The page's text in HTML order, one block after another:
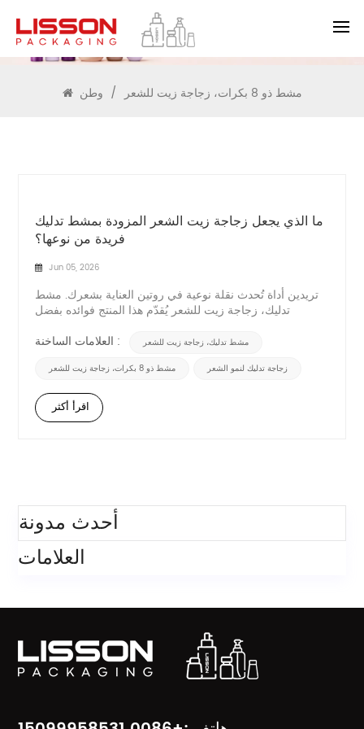
يبحث
/ مشط ذو 8 بكرات، زجاجة زيت للشعر
ما الذي يجعل زجاجة زيت الشعر المزودة بمشط تدليك
فريدة من نوعها؟
Jun 05, 2026
تريدين أداة تُحدث نقلة نوعية في روتين العناية بشعرك. مشط
تدليك، زجاجة زيت للشعر يُقدّم هذا المنتج فوائده بفضل
الزجاجة وضع الزيوت المغذية مباشرةً على فروة رأسك مع
العلامات الساخنة :
مشط تدليك، زجاجة زيت للشعر
مشط ذو 8 بكرات، زجاجة زيت للشعر
زجاجة تدليك لنمو الشعر
اقرأ أكثر
أحدث مدونة
العلامات